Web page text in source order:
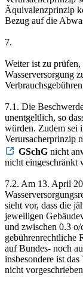
Äquivalenzprinzip
Bezug auf die
7.
Weiter ist zu
Wasserversorgung
7.1. Die
unentgeltlich, so
würden. Zudem sei
Verursacherprinzip
GSchG nicht
nicht eingeschränkt
7.2. Am 13. April
sieht vor, dass die
jeweiligen
und zwischen 0.3
gebührenrechtliche
auf Bundes- noch
insbesondere ist
nicht